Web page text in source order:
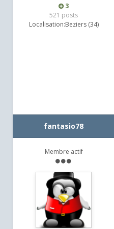
3
521 posts
Localisation:Beziers (34)
fantasio78
Membre actif